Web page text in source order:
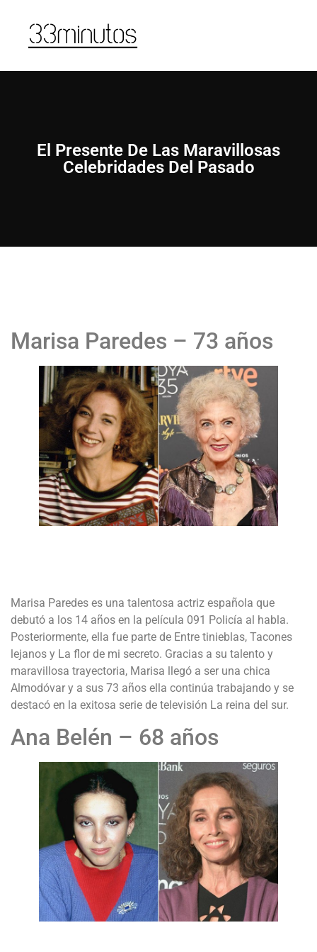
El Presente De Las Maravillosas
Celebridades Del Pasado
Marisa Paredes – 73 años
Marisa Paredes es una talentosa actriz española que
debutó a los 14 años en la película 091 Policía al habla.
Posteriormente, ella fue parte de Entre tinieblas, Tacones
lejanos y La flor de mi secreto. Gracias a su talento y
maravillosa trayectoria, Marisa llegó a ser una chica
Almodóvar y a sus 73 años ella continúa trabajando y se
destacó en la exitosa serie de televisión La reina del sur.
Ana Belén – 68 años